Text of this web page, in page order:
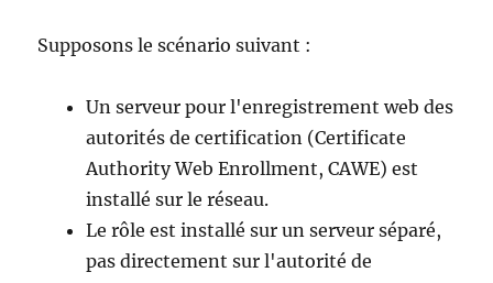
Supposons le scénario suivant :
Un serveur pour l'enregistrement web des
autorités de certification (Certificate
Authority Web Enrollment, CAWE) est
installé sur le réseau.
Le rôle est installé sur un serveur séparé,
pas directement sur l'autorité de